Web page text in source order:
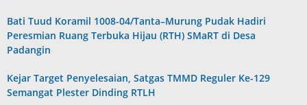
Bati Tuud Koramil 1008-04/Tanta–Murung Pudak Hadiri
Peresmian Ruang Terbuka Hijau (RTH) SMaRT di Desa
Padangin
Kejar Target Penyelesaian, Satgas TMMD Reguler Ke-129
Semangat Plester Dinding RTLH